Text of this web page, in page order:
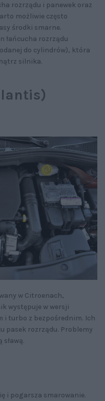
rozrządu i panewek oraz
możliwie często
środki smarne.
łańcucha rozrządu
do cylindrów), która
silnika.
w Citroenach,
występuje w wersji
i turbo z bezpośrednim. Ich
pasek rozrządu. Problemy
sławą.
i pogarsza smarowanie.